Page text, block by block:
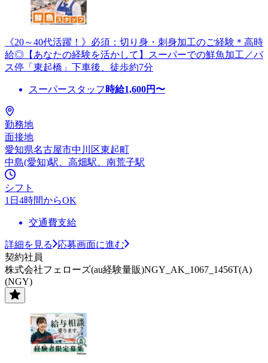
《20～40代活躍！》必須：切り身・刺身加工のご経験＊高時
給◎【あなたの経験を活かして】スーパーでの鮮魚加工／バ
ス停「東起橋」下車後、徒歩約7分
スーパースタッフ 時給1,600円〜
勤務地
面接地
愛知県名古屋市中川区東起町
中島(愛知)駅、高畑駅、南荒子駅
シフト
1日4時間からOK
交通費支給
詳細を見る
応募画面に進む
契約社員
株式会社フェローズ(au経験量販)NGY_AK_1067_1456T(A)
(NGY)